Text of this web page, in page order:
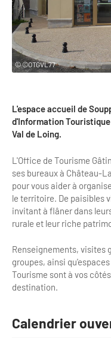
Clientèles lointaines
Clientèles spécifiques
Etudes et
Dispositifs d'enquêtes
Chiffres clés de la
Repères annuel
La liste des OT d'Île-de-
APIDAE
Offres d'emplois et de
Mode d'emploi formations
Formations inter-filières
Formations OT
Ateliers
Matinales
E-learning
Bilan des actions de
Restaurants
Hébergements
Offre culturelle
Activités
Musée - Monuments -
Croisiéristes/Bateaux
Parcs d’attractions et
Cabarets et casino
Grands magasins et
Golfs
Incentive et team
© ©OTGVL77
L'espace accueil de
d'Information
Val de Loing.
L'Office de Tourisme
ses bureaux à Château-
pour vous aider à
le territoire. De paisibles
invitant à flâner dans
rurale et leur riche
Renseignements, visites
groupes, ainsi
Tourisme sont à vos
destination.
Calendrier